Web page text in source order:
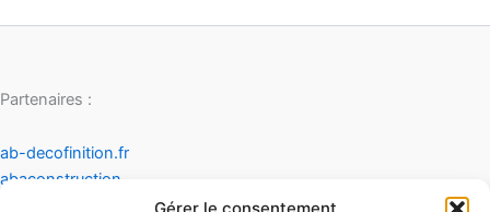
Partenaires :
ab-decofinition.fr
abaconstruction